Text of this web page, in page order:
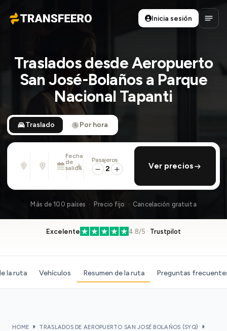
Transfeero
Inicia sesión
Abrir
Traslados desde Aeropuerto
San José-Bolaños a Parque
Nacional Tapanti
Traslado Por hora
Desde
Dirección, aeropuerto, hotel, ...
Hasta
Dirección, aeropuerto, hotel, ...
Fecha
de
salida
Sáb., 8 Ago. · 01:45 PM
añadir regreso
Pasajeros
2 Ver precios
Más de 100 países · Precio fijo · Cancelación gratuita
Excelente 4.8/5 · Trustpilot
la ruta Vehículos Resumen de la ruta Preguntas
HOME
TRASLADOS DE AEROPUERTO SAN JOSÉ BOLAÑOS (SYQ)